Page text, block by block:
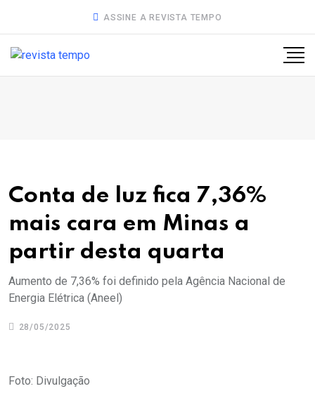
ASSINE A REVISTA TEMPO
Conta de luz fica 7,36%
mais cara em Minas a
partir desta quarta
Aumento de 7,36% foi definido pela Agência Nacional de
Energia Elétrica (Aneel)
28/05/2025
Foto: Divulgação